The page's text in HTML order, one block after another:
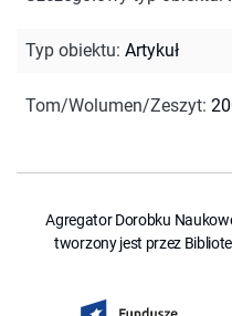
Typ obiektu: Artykuł
Tom/Wolumen/Zeszyt:
Agregator Dorobku
tworzony jest przez